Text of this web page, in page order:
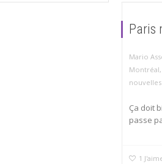
Paris
Mario
Montréal,
Ça doit
passe
1